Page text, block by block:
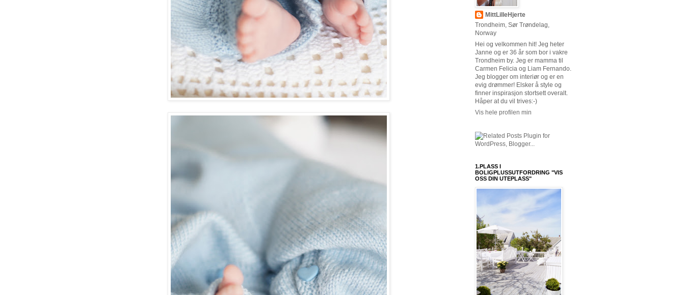
MittLilleHjerte
Trondheim, Sør Trøndelag,
Norway
Hei og velkommen hit! Jeg heter
Janne og er 36 år som bor i vakre
Trondheim by. Jeg er mamma til
Carmen Felicia og Liam Fernando.
Jeg blogger om interiør og er en
evig drømmer! Elsker å style og
finner inspirasjon stortsett overalt.
Håper at du vil trives:-)
Vis hele profilen min
1.PLASS I
BOLIGPLUSSUTFORDRING "VIS
OSS DIN UTEPLASS"